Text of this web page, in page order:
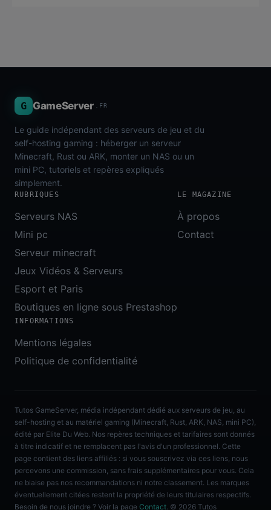
G GameServer .FR
Le guide indépendant des serveurs de jeu et du
self-hosting gaming : héberger un serveur
Minecraft, Rust ou ARK, monter un NAS ou un
mini PC, tutoriels et repères expliqués
simplement.
RUBRIQUES
Serveurs NAS
Mini pc
Serveur minecraft
Jeux Vidéos & Serveurs
Esport et Paris
Boutiques en ligne sous Prestashop
LE MAGAZINE
À propos
Contact
INFORMATIONS
Mentions légales
Politique de confidentialité
Tutos GameServer, média indépendant dédié aux serveurs de jeu, au
self-hosting et au matériel gaming (Minecraft, Rust, ARK, NAS, mini PC),
édité par Elite Du Web. Nos repères techniques et tarifaires sont donnés
à titre indicatif et ne remplacent pas l'avis d'un professionnel. Cette
page contient des liens affiliés : si vous souscrivez via ces liens, nous
percevons une commission, sans frais supplémentaires pour vous. Cela
ne biaise pas nos recommandations ni notre classement. Les marques
éventuellement citées restent la propriété de leurs titulaires respectifs.
Besoin de nous joindre ? Voir la page Contact. © 2026 Tutos